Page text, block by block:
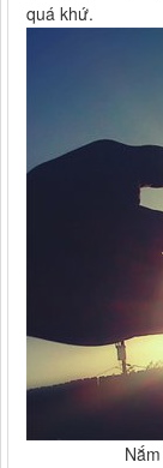
quá khứ.